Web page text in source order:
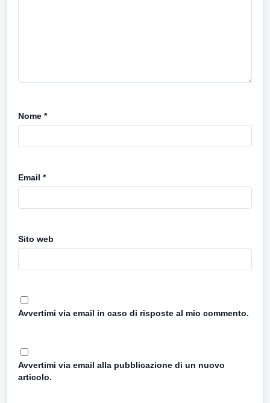
Nome *
Email *
Sito web
Avvertimi via email in caso di risposte al mio commento.
Avvertimi via email alla pubblicazione di un nuovo
articolo.